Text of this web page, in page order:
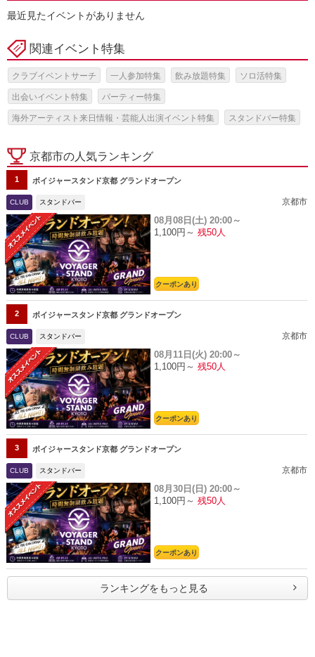
最近見たイベントがありません
関連イベント特集
クラブイベントサーチ 一人参加特集 飲み放題特集 ソロ活特集
出会いイベント特集 パーティー特集
海外アーティスト来日情報・芸能人出演イベント特集 スタンドバー特集
京都市の人気ランキング
1 ボイジャースタンド京都 グランドオープン
CLUB スタンドバー 京都市
08月08日(土) 20:00～
1,100円～ 残50人
クーポンあり
2 ボイジャースタンド京都 グランドオープン
CLUB スタンドバー 京都市
08月11日(火) 20:00～
1,100円～ 残50人
クーポンあり
3 ボイジャースタンド京都 グランドオープン
CLUB スタンドバー 京都市
08月30日(日) 20:00～
1,100円～ 残50人
クーポンあり
ランキングをもっと見る